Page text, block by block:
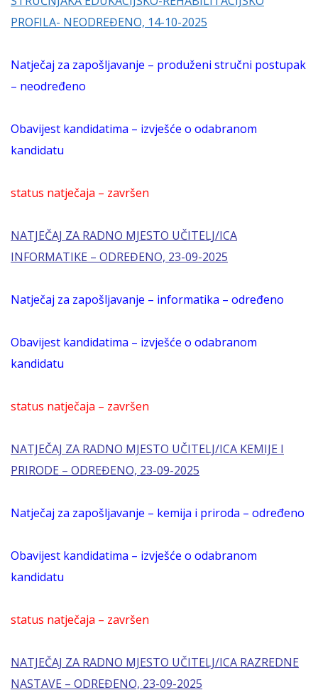
PROFILA- NEODREĐENO, 14-10-2025
Natječaj za zapošljavanje – produženi stručni postupak
– neodređeno
Obavijest kandidatima – izvješće o odabranom
kandidatu
status natječaja – završen
NATJEČAJ ZA RADNO MJESTO UČITELJ/ICA
INFORMATIKE – ODREĐENO, 23-09-2025
Natječaj za zapošljavanje – informatika – određeno
Obavijest kandidatima – izvješće o odabranom
kandidatu
status natječaja – završen
NATJEČAJ ZA RADNO MJESTO UČITELJ/ICA KEMIJE I
PRIRODE – ODREĐENO, 23-09-2025
Natječaj za zapošljavanje – kemija i priroda – određeno
Obavijest kandidatima – izvješće o odabranom
kandidatu
status natječaja – završen
NATJEČAJ ZA RADNO MJESTO UČITELJ/ICA RAZREDNE
NASTAVE – ODREĐENO, 23-09-2025